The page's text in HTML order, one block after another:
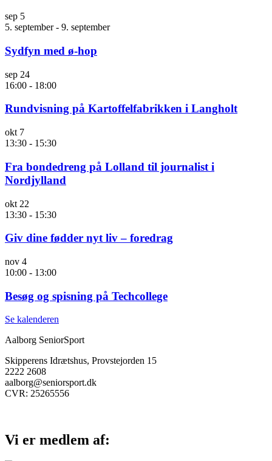
sep 5
5. september- 9. september
Sydfyn med ø-hop
sep 24
16:00 - 18:00
Rundvisning på Kartoffelfabrikken i Langholt
okt 7
13:30 - 15:30
Fra bondedreng på Lolland til journalist i
Nordjylland
okt 22
13:30 - 15:30
Giv dine fødder nyt liv – foredrag
nov 4
10:00 - 13:00
Besøg og spisning på Techcollege
Se kalenderen
Aalborg SeniorSport
Skipperens Idrætshus, Provstejorden 15
2222 2608
aalborg@seniorsport.dk
CVR: 25265556
Vi er medlem af: